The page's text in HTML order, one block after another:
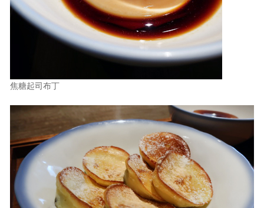
焦糖起司布丁